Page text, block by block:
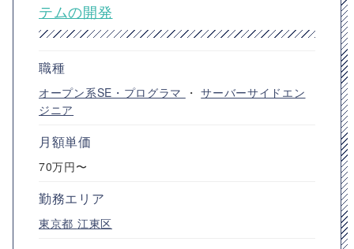
テムの開発
職種
オープン系SE・プログラマ ・サーバーサイドエン
ジニア
月額単価
70万円〜
勤務エリア
東京都 江東区